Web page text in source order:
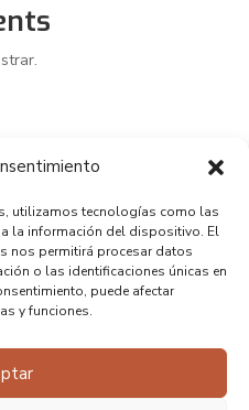
utilizamos tecnologías como las
a la información del dispositivo. El
nos permitirá procesar datos
o las identificaciones únicas en
puede afectar
y funciones.